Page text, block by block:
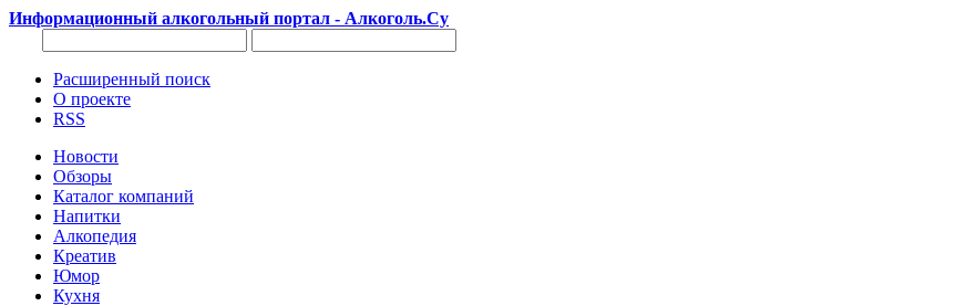
Информационный алкогольный портал - Алкоголь.Су
Расширенный поиск
О проекте
RSS
Новости
Обзоры
Каталог компаний
Напитки
Алкопедия
Креатив
Юмор
Кухня